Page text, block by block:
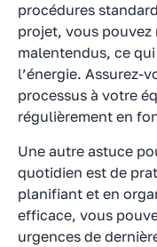
procédures
projet, vous pouvez
malentendus, ce
l’énergie. Assurez-
processus à votre
régulièrement en
Une autre astuce
quotidien est de
planifiant et en
efficace, vous
urgences de